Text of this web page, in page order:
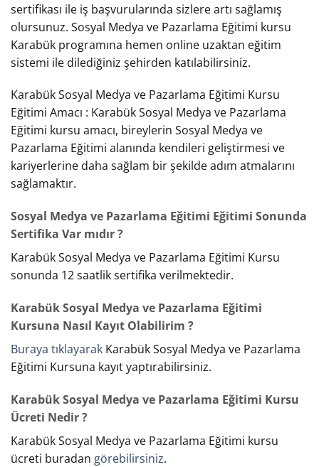
sertifikası ile iş başvurularında sizlere artı sağlamış
olursunuz. Sosyal Medya ve Pazarlama Eğitimi kursu
Karabük programına hemen online uzaktan eğitim
sistemi ile dilediğiniz şehirden katılabilirsiniz.
Karabük Sosyal Medya ve Pazarlama Eğitimi Kursu
Eğitimi Amacı : Karabük Sosyal Medya ve Pazarlama
Eğitimi kursu amacı, bireylerin Sosyal Medya ve
Pazarlama Eğitimi alanında kendileri geliştirmesi ve
kariyerlerine daha sağlam bir şekilde adım atmalarını
sağlamaktır.
Sosyal Medya ve Pazarlama Eğitimi Eğitimi Sonunda
Sertifika Var mıdır ?
Karabük Sosyal Medya ve Pazarlama Eğitimi Kursu
sonunda 12 saatlik sertifika verilmektedir.
Karabük Sosyal Medya ve Pazarlama Eğitimi
Kursuna Nasıl Kayıt Olabilirim ?
Buraya tıklayarak Karabük Sosyal Medya ve Pazarlama
Eğitimi Kursuna kayıt yaptırabilirsiniz.
Karabük Sosyal Medya ve Pazarlama Eğitimi Kursu
Ücreti Nedir ?
Karabük Sosyal Medya ve Pazarlama Eğitimi kursu
ücreti buradan görebilirsiniz.